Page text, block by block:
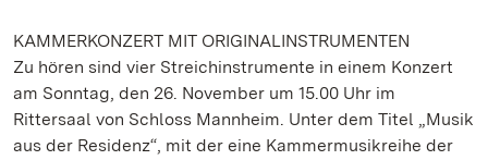
KAMMERKONZERT MIT ORIGINALINSTRUMENTEN
Zu hören sind vier Streichinstrumente in einem Konzert
am Sonntag, den 26. November um 15.00 Uhr im
Rittersaal von Schloss Mannheim. Unter dem Titel „Musik
aus der Residenz“, mit der eine Kammermusikreihe der